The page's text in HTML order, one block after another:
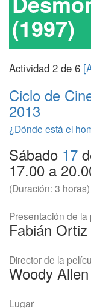
(1997)
Actividad 2 de 6
Ciclo de
2013
¿Dónde está el
Sábado 17
17.00 a
(Duración: 3 horas)
Presentación de
Fabián
Director de la
Woody Allen
Lugar